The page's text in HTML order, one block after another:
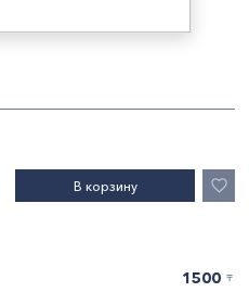
В корзину
1500 〒